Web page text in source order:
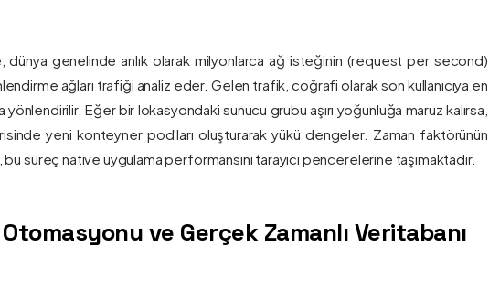
dünya genelinde anlık olarak milyonlarca ağ isteğinin (request per second)
ağları trafiği analiz eder. Gelen trafik, coğrafi olarak son kullanıcıya en
Eğer bir lokasyondaki sunucu grubu aşırı yoğunluğa maruz kalırsa,
yeni konteyner pod'ları oluşturarak yükü dengeler. Zaman faktörünün
süreç native uygulama performansını tarayıcı pencerelerine taşımaktadır.
ve Gerçek Zamanlı Veritabanı